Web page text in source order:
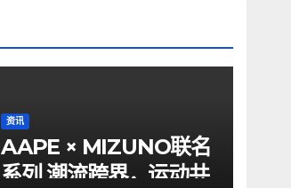
资讯
AAPE × MIZUNO联名
系列 潮流跨界，运动共